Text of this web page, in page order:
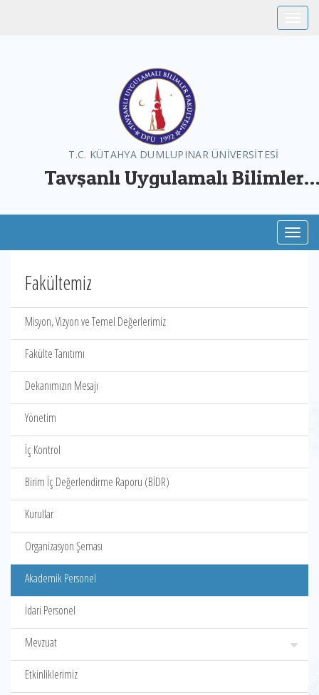
T.C. KÜTAHYA DUMLUPINAR ÜNİVERSİTESİ
Tavşanlı Uygulamalı Bilimler
Fakültemiz
Misyon, Vizyon ve Temel Değerlerimiz
Fakülte Tanıtımı
Dekanımızın Mesajı
Yönetim
İç Kontrol
Birim İç Değerlendirme Raporu (BİDR)
Kurullar
Organizasyon Şeması
Akademik Personel
İdari Personel
Mevzuat
Etkinliklerimiz